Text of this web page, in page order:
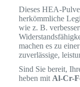
Dieses HEA-
herkömmliche
wie z. B.
machen es zu
zuverlässige,
Sind Sie bereit,
heben mit Al-Cr-